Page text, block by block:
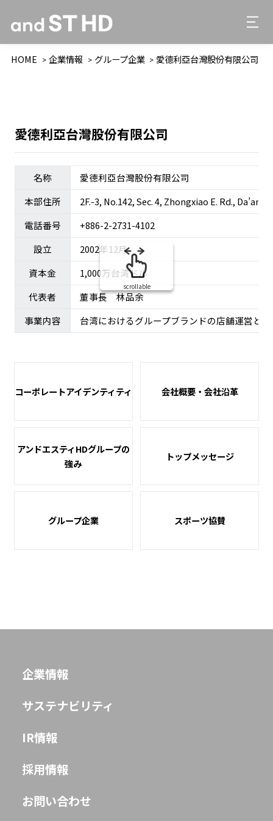
企業情報
HOME 企業情報 グループ企業 愛德利亞台灣股份有限公司
愛德利亞台灣股份有限公司
名称
愛德利亞台灣股份有限公司
本部住所
2F.-3, No.142, Sec. 4, Zhongxiao E. Rd., Da’an
電話番号
+886-2-2731-4102
設立
2002年12月
資本金
1,000万台湾ドル
代表者
董事⻑ 林品余
事業内容
台湾におけるグループブランドの店舗運営と
scrollable
コーポレートアイデンティティ 会社概要・会社沿革
アンドエスティHDグループの
強み
トップメッセージ
グループ企業 スポーツ協賛
企業情報
サステナビリティ
IR情報
採用情報
お問い合わせ